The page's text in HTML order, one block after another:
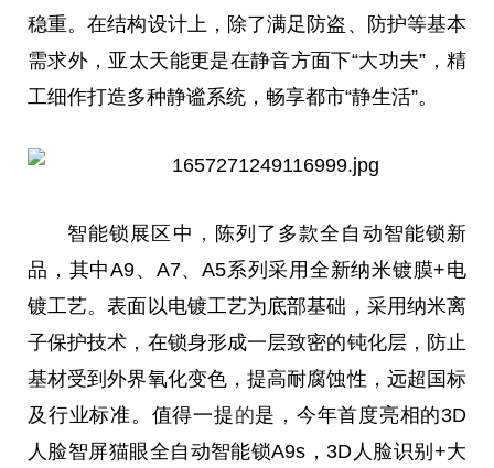
稳重。在结构设计上，除了满足防盗、防护等基本
需求外，亚太天能更是在静音方面下“大功夫”，精
工细作打造多种静谧系统，畅享都市“静生活”。
智能锁展区中 ， 陈列了多款全自动智能锁新
品，其中A9、A7、A5系列采用全新纳米镀膜+电
镀工艺。表面以电镀工艺为底部基础，采用纳米离
子保护技术，在锁身形成一层致密的钝化层，防止
基材受到外界氧化变色，提高耐腐蚀性，远超国标
及行业标准。值得一提的是，今年首度亮相的3D
人脸智屏猫眼全自动智能锁A9s，3D人脸识别+大